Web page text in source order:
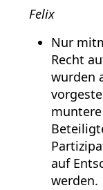
Felix
Nur
Recht
wurden
auf
werden.